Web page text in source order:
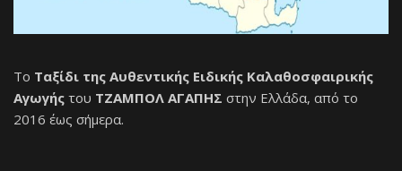
Το Ταξίδι της Αυθεντικής Ειδικής Καλαθοσφαιρικής
Αγωγής του ΤΖΑΜΠΟΛ ΑΓΑΠΗΣ στην Ελλάδα, από το
2016 έως σήμερα.